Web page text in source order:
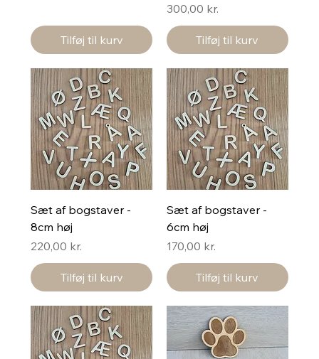
Tilføj til kurv
Pris
300,00 kr.
Tilføj til kurv
Sæt af bogstaver -
8cm høj
Pris
220,00 kr.
Tilføj til kurv
Sæt af bogstaver -
6cm høj
Pris
170,00 kr.
Tilføj til kurv